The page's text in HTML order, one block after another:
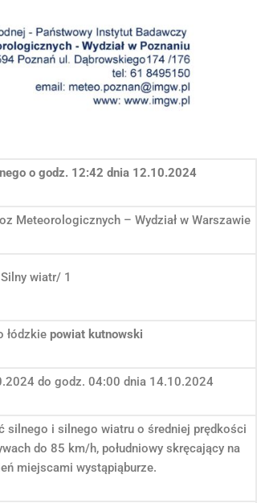
o godz. 12:42 dnia 12.10.2024
Meteorologicznych – Wydział w Warszawie
Silny wiatr/ 1
łódzkie powiat kutnowski
do godz. 04:00 dnia 14.10.2024
silnego i silnego wiatru o średniej prędkości
do 85 km/h, południowy skręcający na
miejscami wystąpiąburze.